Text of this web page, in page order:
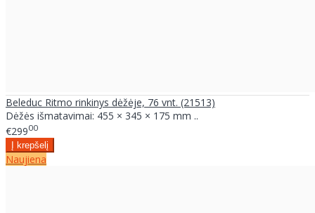
Beleduc Ritmo rinkinys dėžėje, 76 vnt. (21513)
Dėžės išmatavimai: 455 × 345 × 175 mm ..
€29900
Naujiena